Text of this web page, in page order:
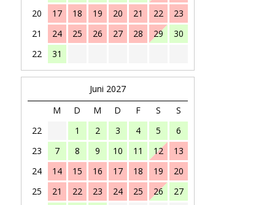
20
17 18 19 20 21 22
23
21
24 25 26 27 28 29
30
22
31
Juni 2027
M
D M D F S
S
22
1 2 3 4 5
6
23
7 8 9 10 11 12
13
24
14 15 16 17 18 19
20
25
21 22 23 24 25 26
27